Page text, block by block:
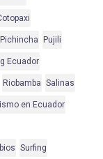
Pichincha Pujili
Ecuador
Riobamba Salinas
en Ecuador
Surfing